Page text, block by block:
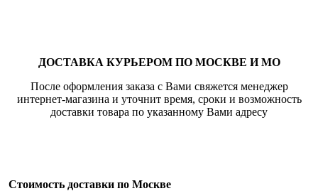
ДОСТАВКА КУРЬЕРОМ ПО МОСКВЕ И МО
После оформления заказа с Вами свяжется менеджер
интернет-магазина и уточнит время, сроки и возможность
доставки товара по указанному Вами адресу
Стоимость доставки по Москве